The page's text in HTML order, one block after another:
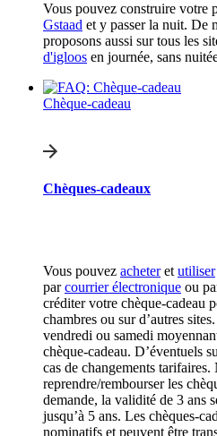
Vous pouvez construire votre
Gstaad et y passer la nuit. De
proposons aussi sur tous les
d'igloos en journée, sans
Chèque-cadeau
Chèques-cadeaux
Vous pouvez acheteret utiliser
parcourrier électronique ou
créditer votre chèque-cadeau
chambres ou sur d’autres
vendredi ou samedi
chèque-cadeau. D’éventuels
cas de changements
reprendre/rembourser les
demande, la validité de 3 ans
jusqu’à 5 ans. Les chèques-
nominatifs et peuvent être